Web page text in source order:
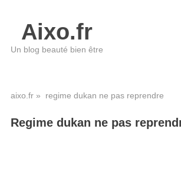
Aixo.fr
Un blog beauté bien être
aixo.fr» regime dukan ne pas reprendre
Regime dukan ne pas